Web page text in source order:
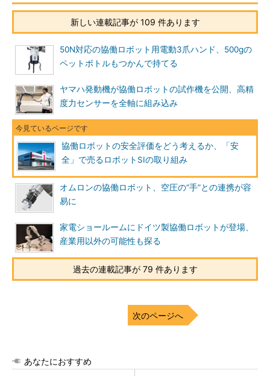
新しい連載記事が 109 件あります
50N対応の協働ロボット用電動3爪ハンド、500gの
ペットボトルもつかんで持てる
ヤマハ発動機が協働ロボットの試作機を公開、高精
度力センサーを全軸に組み込み
協働ロボットの安全評価をどう考えるか、「安
全」で売るロボットSIの取り組み
オムロンの協働ロボット、空圧の“手”との連携が容
易に
家電ショールームにドイツ製協働ロボットが登場、
産業用以外の可能性も探る
過去の連載記事が 79 件あります
次のページへ
あなたにおすすめ